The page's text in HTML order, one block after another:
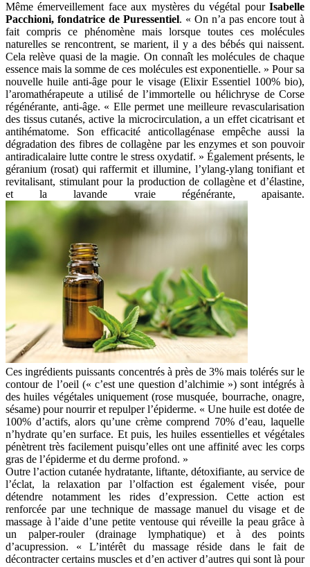
Même émerveillement face aux mystères du végétal pour Isabelle
Pacchioni, fondatrice de Puressentiel. « On n’a pas encore tout à
fait compris ce phénomène mais lorsque toutes ces molécules
naturelles se rencontrent, se marient, il y a des bébés qui naissent.
Cela relève quasi de la magie. On connaît les molécules de chaque
essence mais la somme de ces molécules est exponentielle. » Pour sa
nouvelle huile anti-âge pour le visage (Elixir Essentiel 100% bio),
l’aromathérapeute a utilisé de l’immortelle ou hélichryse de Corse
régénérante, anti-âge. « Elle permet une meilleure revascularisation
des tissus cutanés, active la microcirculation, a un effet cicatrisant et
antihématome. Son efficacité anticollagénase empêche aussi la
dégradation des fibres de collagène par les enzymes et son pouvoir
antiradicalaire lutte contre le stress oxydatif. » Également présents, le
géranium (rosat) qui raffermit et illumine, l’ylang-ylang tonifiant et
revitalisant, stimulant pour la production de collagène et d’élastine,
et la lavande vraie régénérante, apaisante.
Ces ingrédients puissants concentrés à près de 3% mais tolérés sur le
contour de l’oeil (« c’est une question d’alchimie ») sont intégrés à
des huiles végétales uniquement (rose musquée, bourrache, onagre,
sésame) pour nourrir et repulper l’épiderme. « Une huile est dotée de
100% d’actifs, alors qu’une crème comprend 70% d’eau, laquelle
n’hydrate qu’en surface. Et puis, les huiles essentielles et végétales
pénètrent très facilement puisqu’elles ont une affinité avec les corps
gras de l’épiderme et du derme profond. »
Outre l’action cutanée hydratante, liftante, détoxifiante, au service de
l’éclat, la relaxation par l’olfaction est également visée, pour
détendre notamment les rides d’expression. Cette action est
renforcée par une technique de massage manuel du visage et de
massage à l’aide d’une petite ventouse qui réveille la peau grâce à
un palper-rouler (drainage lymphatique) et à des points
d’acupression. « L’intérêt du massage réside dans le fait de
décontracter certains muscles et d’en activer d’autres qui sont là pour